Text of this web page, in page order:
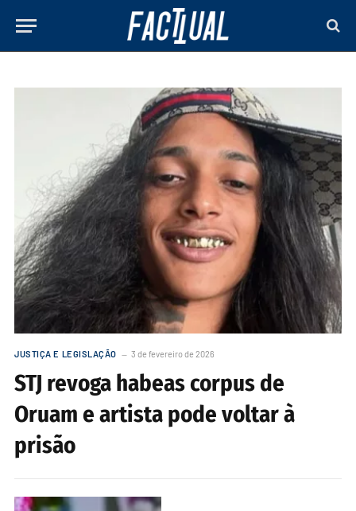
JUSTIÇA E LEGISLAÇÃO 3 de fevereiro de 2026
STJ revoga habeas corpus de
Oruam e artista pode voltar à
prisão